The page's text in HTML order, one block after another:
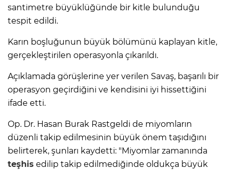
santimetre büyüklüğünde bir kitle bulunduğu
tespit edildi.
Karın boşluğunun büyük bölümünü kaplayan kitle,
gerçekleştirilen operasyonla çıkarıldı.
Açıklamada görüşlerine yer verilen Savaş, başarılı bir
operasyon geçirdiğini ve kendisini iyi hissettiğini
ifade etti.
Op. Dr. Hasan Burak Rastgeldi de miyomların
düzenli takip edilmesinin büyük önem taşıdığını
belirterek, şunları kaydetti: "Miyomlar zamanında
teşhis edilip takip edilmediğinde oldukça büyük